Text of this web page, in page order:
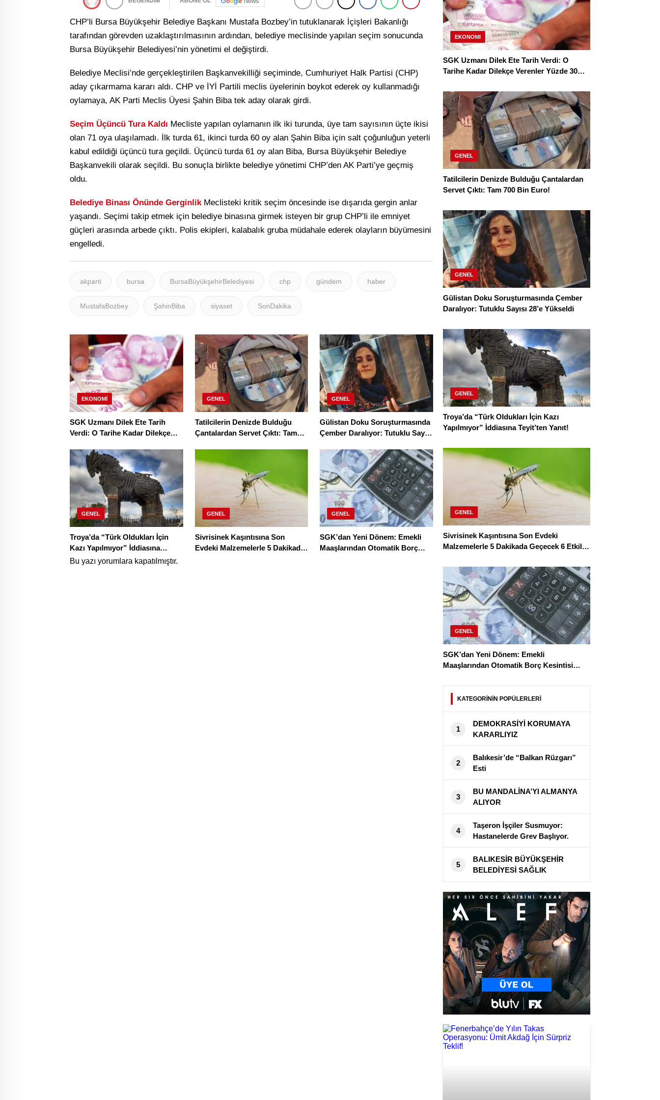
CHP’li Bursa Büyükşehir Belediye Başkanı Mustafa Bozbey’in tutuklanarak İçişleri Bakanlığı
tarafından görevden uzaklaştırılmasının ardından, belediye meclisinde yapılan seçim sonucunda
Bursa Büyükşehir Belediyesi’nin yönetimi el değiştirdi.
Belediye Meclisi’nde gerçekleştirilen Başkanvekilliği seçiminde, Cumhuriyet Halk Partisi (CHP)
aday çıkarmama kararı aldı. CHP ve İYİ Partili meclis üyelerinin boykot ederek oy kullanmadığı
oylamaya, AK Parti Meclis Üyesi Şahin Biba tek aday olarak girdi.
Seçim Üçüncü Tura Kaldı Mecliste yapılan oylamanın ilk iki turunda, üye tam sayısının üçte ikisi
olan 71 oya ulaşılamadı. İlk turda 61, ikinci turda 60 oy alan Şahin Biba için salt çoğunluğun yeterli
kabul edildiği üçüncü tura geçildi. Üçüncü turda 61 oy alan Biba, Bursa Büyükşehir Belediye
Başkanvekili olarak seçildi. Bu sonuçla birlikte belediye yönetimi CHP’den AK Parti’ye geçmiş
oldu.
Belediye Binası Önünde GerginlikMeclisteki kritik seçim öncesinde ise dışarıda gergin anlar
yaşandı. Seçimi takip etmek için belediye binasına girmek isteyen bir grup CHP’li ile emniyet
güçleri arasında arbede çıktı. Polis ekipleri, kalabalık gruba müdahale ederek olayların büyümesini
engelledi.
akparti bursa BursaBüyükşehirBelediyesi chp gündem haber
MustafaBozbey ŞahinBiba siyaset SonDakika
EKONOMI
SGK Uzmanı Dilek Ete Tarih
Verdi: O Tarihe Kadar Dilekçe
Maaş Alacak!
GENEL
Tatilcilerin Denizde Bulduğu
Çantalardan Servet Çıktı: Tam
GENEL
Gülistan Doku Soruşturmasında
Çember Daralıyor: Tutuklu Sayısı
GENEL
Troya’da “Türk Oldukları İçin
Kazı Yapılmıyor” İddiasına
Teyit’ten Yanıt!
GENEL
Sivrisinek Kaşıntısına Son
Evdeki Malzemelerle 5 Dakikada
GENEL
SGK’dan Yeni Dönem: Emekli
Maaşlarından Otomatik Borç
Bu yazı yorumlara kapatılmıştır.
EKONOMI
SGK Uzmanı Dilek Ete Tarih Verdi: O
Tarihe Kadar Dilekçe Verenler Yüzde 30
GENEL
Tatilcilerin Denizde Bulduğu Çantalardan
Servet Çıktı: Tam 700 Bin Euro!
GENEL
Gülistan Doku Soruşturmasında Çember
Daralıyor: Tutuklu Sayısı 28’e Yükseldi
GENEL
Troya’da “Türk Oldukları İçin Kazı
Yapılmıyor” İddiasına Teyit’ten Yanıt!
GENEL
Sivrisinek Kaşıntısına Son Evdeki
Malzemelerle 5 Dakikada Geçecek 6 Etkili
GENEL
SGK’dan Yeni Dönem: Emekli
Maaşlarından Otomatik Borç Kesintisi
KATEGORİNİN POPÜLERLERİ
1
DEMOKRASİYİ KORUMAYA
KARARLIYIZ
2
Balıkesir’de “Balkan Rüzgarı”
Esti
3
BU MANDALİNA’YI ALMANYA
ALIYOR
4
Taşeron İşçiler Susmuyor:
Hastanelerde Grev Başlıyor.
5
BALIKESİR BÜYÜKŞEHİR
BELEDİYESİ SAĞLIK
TARAMALARINA DEVAM
EDİYOR !